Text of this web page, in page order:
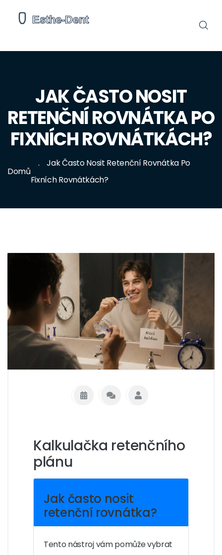
JAK ČASTO NOSIT
RETENČNÍ ROVNÁTKA PO
FIXNÍCH ROVNÁTKÁCH?
Domů
Jak Často Nosit Retenční Rovnátka Po
Fixních Rovnátkách?
Kalkulačka retenčního
plánu
Jak často nosit
retenční rovnátka?
Tento nástroj vám pomůže vybrat